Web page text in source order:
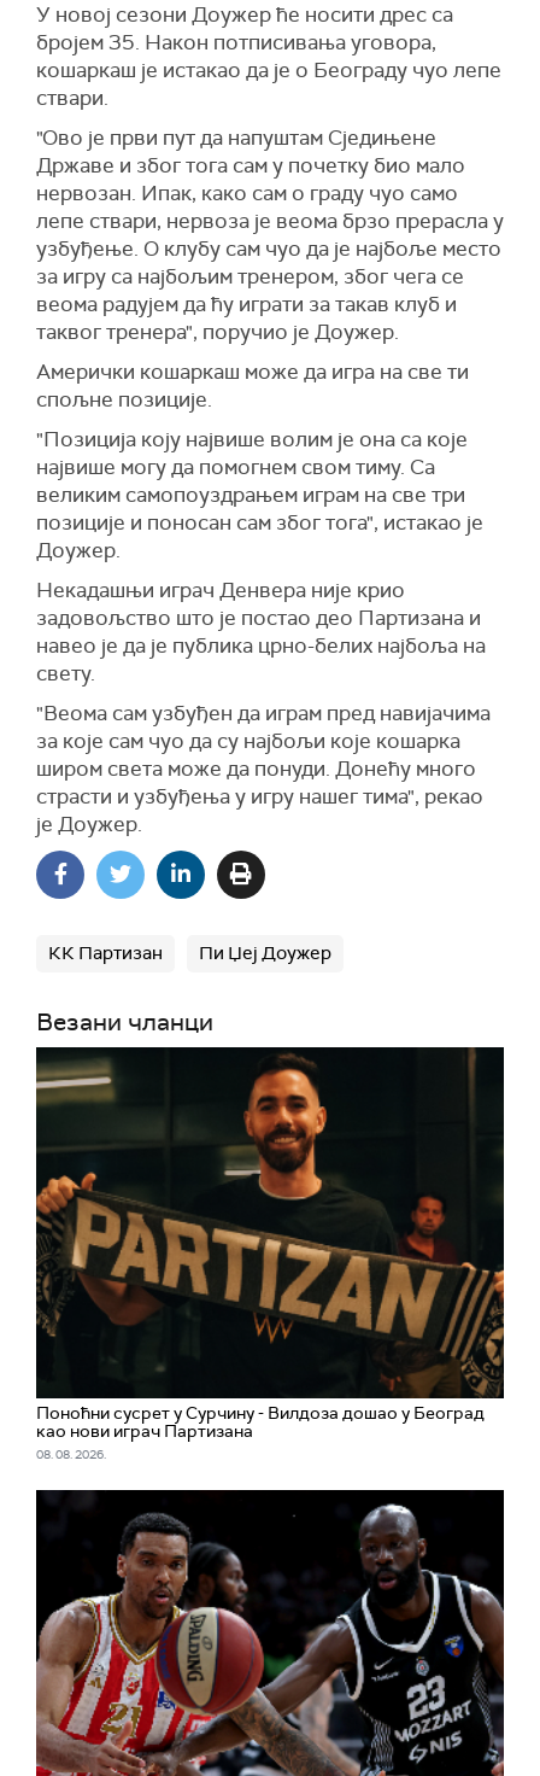
У новој сезони Доужер ће носити дрес са
бројем 35. Након потписивања уговора,
кошаркаш је истакао да је о Београду чуо лепе
ствари.
"Ово је први пут да напуштам Сједињене
Државе и због тога сам у почетку био мало
нервозан. Ипак, како сам о граду чуо само
лепе ствари, нервоза је веома брзо прерасла у
узбуђење. О клубу сам чуо да је најбоље место
за игру са најбољим тренером, због чега се
веома радујем да ћу играти за такав клуб и
таквог тренера", поручио је Доужер.
Амерички кошаркаш може да игра на све ти
спољне позиције.
"Позиција коју највише волим је она са које
највише могу да помогнем свом тиму. Са
великим самопоуздрањем играм на све три
позиције и поносан сам због тога", истакао је
Доужер.
Некадашњи играч Денвера није крио
задовољство што је постао део Партизана и
навео је да је публика црно-белих најбоља на
свету.
"Веома сам узбуђен да играм пред навијачима
за које сам чуо да су најбољи које кошарка
широм света може да понуди. Донећу много
страсти и узбуђења у игру нашег тима", рекао
је Доужер.
КК Партизан Пи Џеј Доужер
Везани чланци
Поноћни сусрет у Сурчину - Вилдоза дошао у Београд
као нови играч Партизана
08. 08. 2026.